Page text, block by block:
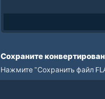
Сохраните
Нажмите "Сохранить файл